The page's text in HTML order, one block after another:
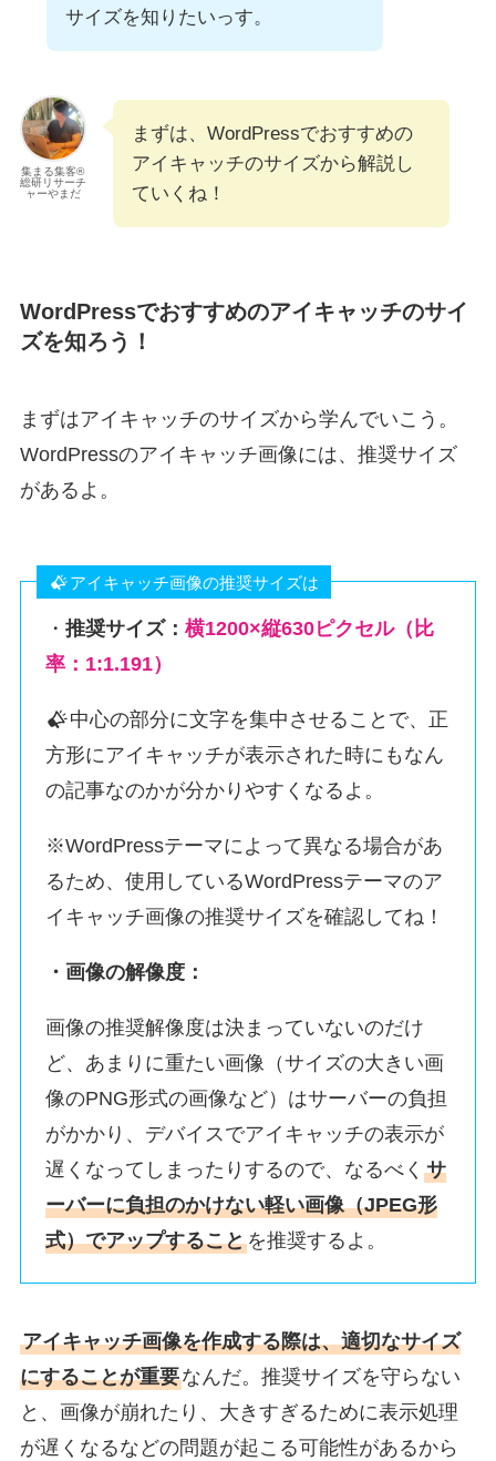
サイズを知りたいっす。
集まる集客®
総研リサーチ
ャーやまだ
まずは、WordPressでおすすめの
アイキャッチのサイズから解説し
ていくね！
WordPressでおすすめのアイキャッチのサイ
ズを知ろう！
まずはアイキャッチのサイズから学んでいこう。
WordPressのアイキャッチ画像には、推奨サイズ
があるよ。
アイキャッチ画像の推奨サイズは
・推奨サイズ：横1200×縦630ピクセル（比
率：1:1.191）
中心の部分に文字を集中させることで、正
方形にアイキャッチが表示された時にもなん
の記事なのかが分かりやすくなるよ。
※WordPressテーマによって異なる場合があ
るため、使用しているWordPressテーマのア
イキャッチ画像の推奨サイズを確認してね！
・画像の解像度：
画像の推奨解像度は決まっていないのだけ
ど、あまりに重たい画像（サイズの大きい画
像のPNG形式の画像など）はサーバーの負担
がかかり、デバイスでアイキャッチの表示が
遅くなってしまったりするので、なるべくサ
ーバーに負担のかけない軽い画像（JPEG形
式）でアップすることを推奨するよ。
アイキャッチ画像を作成する際は、適切なサイズ
にすることが重要なんだ。推奨サイズを守らない
と、画像が崩れたり、大きすぎるために表示処理
が遅くなるなどの問題が起こる可能性があるから